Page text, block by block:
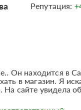
Репутация:
Он находится в
в магазин. Я
На сайте